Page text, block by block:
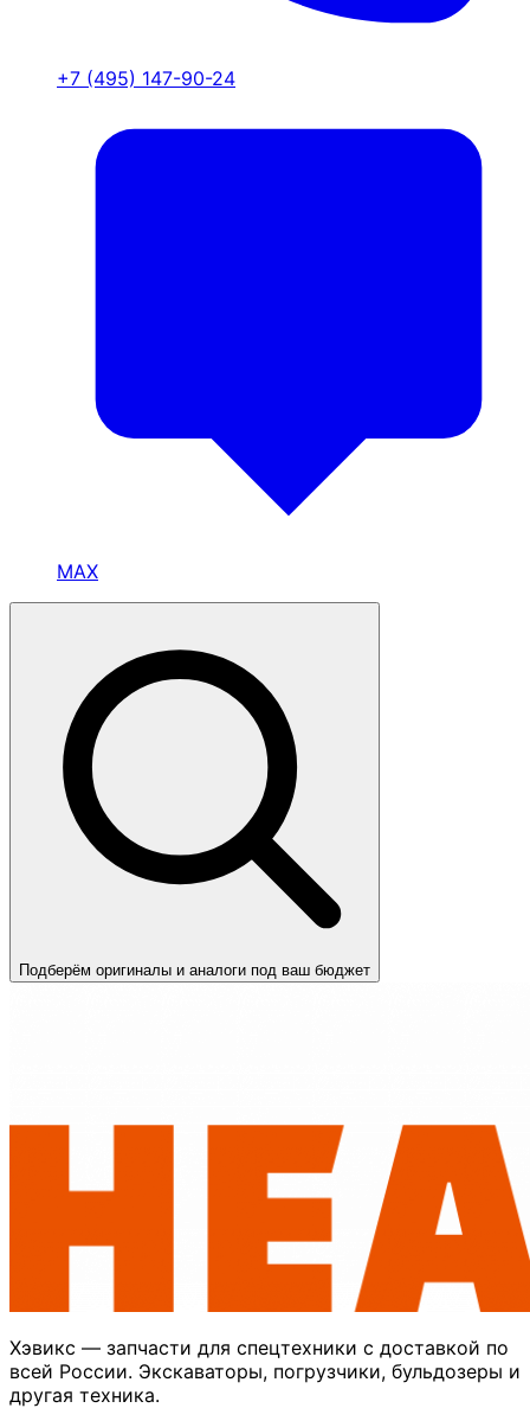
+7 (495) 147-90-24
MAX
Подберём оригиналы и аналоги под ваш бюджет
Хэвикс — запчасти для спецтехники с доставкой по
всей России. Экскаваторы, погрузчики, бульдозеры и
другая техника.